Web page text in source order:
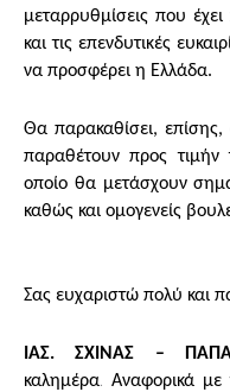
μεταρρυθμίσεις που
και τις επενδυτικές
να προσφέρει η Ελλάδα.
Θα παρακαθίσει,
παραθέτουν προς τιμήν
οποίο θα μετάσχουν
καθώς και ομογενείς
Σας ευχαριστώ πολύ και
ΙΑΣ. ΣΧΙΝΑΣ –
καλημέρα
Αναφορικά με